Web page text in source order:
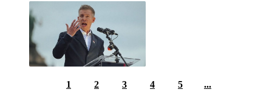
1 2 3 4 5 ...